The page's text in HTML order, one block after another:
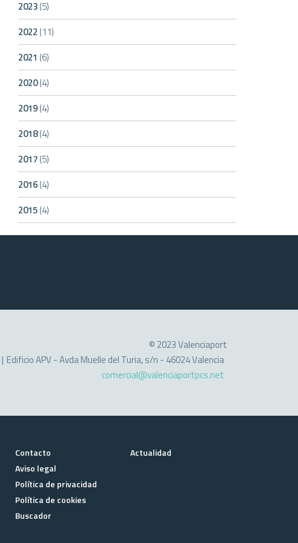
2023(5)
2022 (11)
2021 (6)
2020(4)
2019(4)
2018(4)
2017(5)
2016(4)
2015(4)
© 2023 Valenciaport
Edificio APV - Avda Muelle del Turia, s/n - 46024 Valencia
comercial@valenciaportpcs.net
Contacto
Actualidad
Aviso legal
Política de privacidad
Política de cookies
Buscador